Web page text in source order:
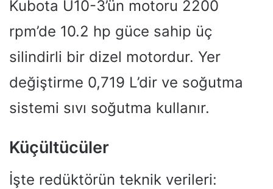
Kubota U10-3’ün motoru 2200
rpm’de 10.2 hp güce sahip üç
silindirli bir dizel motordur. Yer
değiştirme 0,719 L’dir ve soğutma
sistemi sıvı soğutma kullanır.
Küçültücüler
İşte redüktörün teknik verileri: